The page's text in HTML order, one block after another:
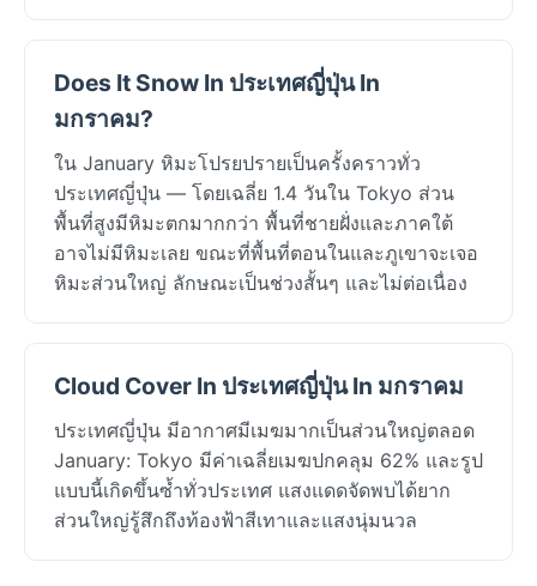
Does It Snow In ประเทศญี่ปุ่น In
มกราคม?
ใน January หิมะโปรยปรายเป็นครั้งคราวทั่ว
ประเทศญี่ปุ่น — โดยเฉลี่ย 1.4 วันใน Tokyo ส่วน
พื้นที่สูงมีหิมะตกมากกว่า พื้นที่ชายฝั่งและภาคใต้
อาจไม่มีหิมะเลย ขณะที่พื้นที่ตอนในและภูเขาจะเจอ
หิมะส่วนใหญ่ ลักษณะเป็นช่วงสั้นๆ และไม่ต่อเนื่อง
Cloud Cover In ประเทศญี่ปุ่น In มกราคม
ประเทศญี่ปุ่น มีอากาศมีเมฆมากเป็นส่วนใหญ่ตลอด
January: Tokyo มีค่าเฉลี่ยเมฆปกคลุม 62% และรูป
แบบนี้เกิดขึ้นซ้ำทั่วประเทศ แสงแดดจัดพบได้ยาก
ส่วนใหญ่รู้สึกถึงท้องฟ้าสีเทาและแสงนุ่มนวล